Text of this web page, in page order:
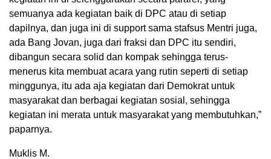
semuanya ada kegiatan baik di DPC atau di setiap
dapilnya, dan juga ini di support sama stafsus Mentri juga,
ada Bang Jovan, juga dari fraksi dan DPC itu sendiri,
dibangun secara solid dan kompak sehingga terus-
menerus kita membuat acara yang rutin seperti di setiap
minggunya, itu ada aja kegiatan dari Demokrat untuk
masyarakat dan berbagai kegiatan sosial, sehingga
kegiatan ini merata untuk masyarakat yang membutuhkan,”
paparnya.
Muklis M.